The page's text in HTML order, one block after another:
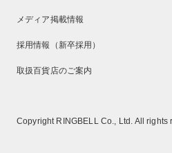
メディア掲載情報
採用情報（新卒採用）
取扱百貨店のご案内
Copyright RINGBELL Co., Ltd. All rights